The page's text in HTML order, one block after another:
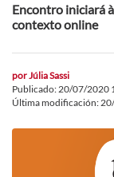
Encontro iniciará
contexto online
porJúlia Sassi
Publicado: 20/07/2020
Última modificación: